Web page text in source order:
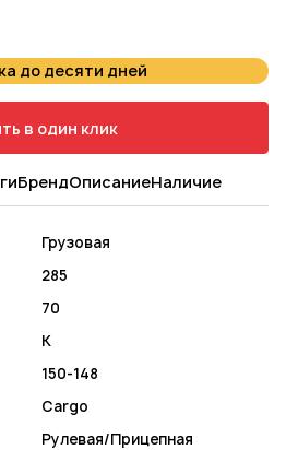
до десяти дней
в один клик
БрендОписаниеНаличие
Грузовая
285
70
K
150-148
Cargo
Рулевая/Прицепная